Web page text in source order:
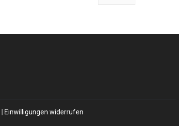
Einwilligungen widerrufen